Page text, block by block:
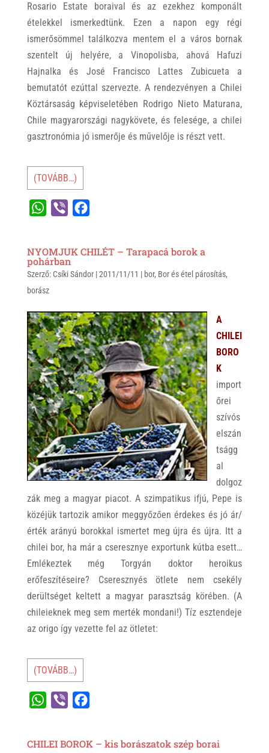
Rosario Estate boraival és az ezekhez komponált
ételekkel ismerkedtünk. Ezen a napon egy régi
ismerősömmel találkozva mentem el a város bornak
szentelt új helyére, a Vinopolisba, ahová Hafuzi
Hajnalka és José Francisco Lattes Zubicueta a
bemutatót ezúttal szervezte. A rendezvényen a Chilei
Köztársaság képviseletében Rodrigo Nieto Maturana,
Chile magyarországi nagykövete, és felesége, a chilei
gasztronómia jó ismerője és művelője is részt vett.
(TOVÁBB…)
t
s
A
p
p
e
r
e
b
o
k
NYOMJUK CHILÉT – Tarapacá borok a
pohárban
Szerző: Csíki Sándor|2011/11/11 | bor, Bor és étel párosítás,
borász
A
CHILEI
BORO
K
import
őrei
szívós
elszán
tságg
al
dolgoz
zák meg a magyar piacot. A szimpatikus ifjú, Pepe is
közéjük tartozik amikor meggyőzően érdekes és jó ár/
érték arányú borokkal ismertet meg újra és újra. Itt a
chilei bor, ha már a cseresznye exportunk kútba esett…
Emlékeztek még Torgyán doktor heroikus
erőfeszítéseire? Cseresznyés ötlete nem csekély
derültséget keltett a magyar parasztság körében. (A
chileieknek meg sem merték mondani!) Tíz esztendeje
az origo így vezette fel az ötletet:
(TOVÁBB…)
t
e
e
CHILEI BOROK – kis borászatok szép borai